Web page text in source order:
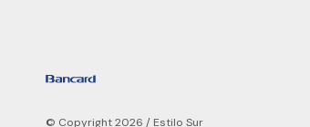
© Copyright 2026 / Estilo Sur